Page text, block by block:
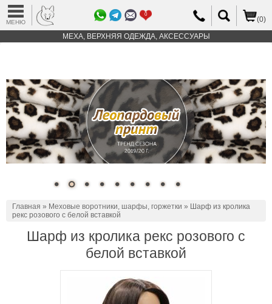
МЕНЮ
0
(0)
МЕХА, ВЕРХНЯЯ ОДЕЖДА, АКСЕССУАРЫ
Главная » Меховые воротники, шарфы, горжетки » Шарф из кролика
рекс розового с белой вставкой
Шарф из кролика рекс розового с
белой вставкой